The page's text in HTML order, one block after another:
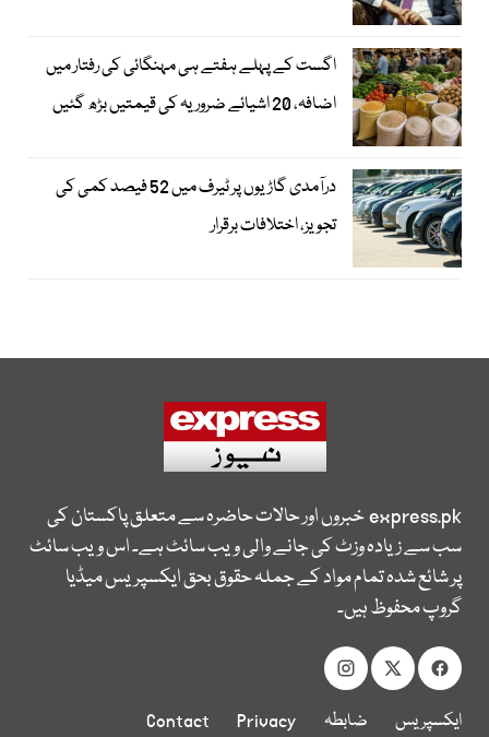
اگست کے پہلے ہفتے ہی مہنگائی کی رفتار میں
اضافہ، 20 اشیائے ضروریہ کی قیمتیں بڑھ گئیں
درآمدی گاڑیوں پر ٹیرف میں 52 فیصد کمی کی
تجویز، اختلافات برقرار
express.pkخبروں اور حالات حاضرہ سے متعلق پاکستان کی
سب سے زیادہ وزٹ کی جانے والی ویب سائٹ ہے۔ اس ویب سائٹ
پر شائع شدہ تمام مواد کے جملہ حقوق بحق ایکسپریس میڈیا
گروپ محفوظ ہیں۔
ایکسپریس
ضابطہ
Privacy
Contact